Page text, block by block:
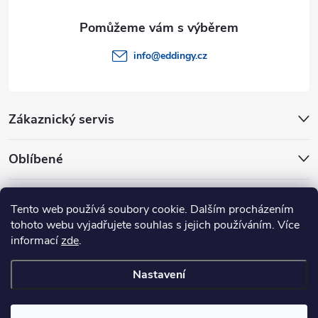
Tento web používá soubory cookie. Dalším procházením
tohoto webu vyjadřujete souhlas s jejich používáním. Více
informacízde.
Nastavení
Zákaznický servis
Oblíbené
info@eddingy.cz
Copyright 2026Eddingy.cz. Všechna práva vyhrazena.